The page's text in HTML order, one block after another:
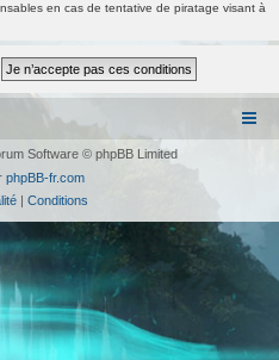
en cas de tentative de piratage visant à
Software © phpBB Limited
phpBB-fr.com
| Conditions